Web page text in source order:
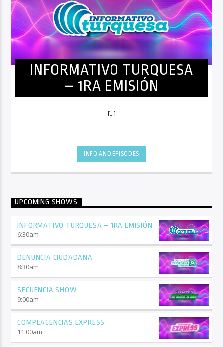
INFORMATIVO TURQUESA
– 1RA EMISIÓN
[...]
INFO AND EPISODES
UPCOMING SHOWS
INFORMATIVO TURQUESA – 1RA EMISIÓN
6:30am
DENUNCIA CIUDADANA
8:30am
SECUENCIA SHOW
9:00am
COMPLACENCIAS EXPRESS
11:00am